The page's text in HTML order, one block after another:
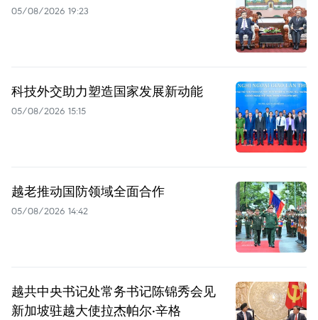
05/08/2026 19:23
科技外交助力塑造国家发展新动能
05/08/2026 15:15
越老推动国防领域全面合作
05/08/2026 14:42
越共中央书记处常务书记陈锦秀会见
新加坡驻越大使拉杰帕尔·辛格